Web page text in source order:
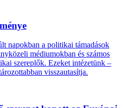
napokban a politikai támadások
médiumokban és számos
szereplők. Ezeket intézetünk –
visszautasítja.